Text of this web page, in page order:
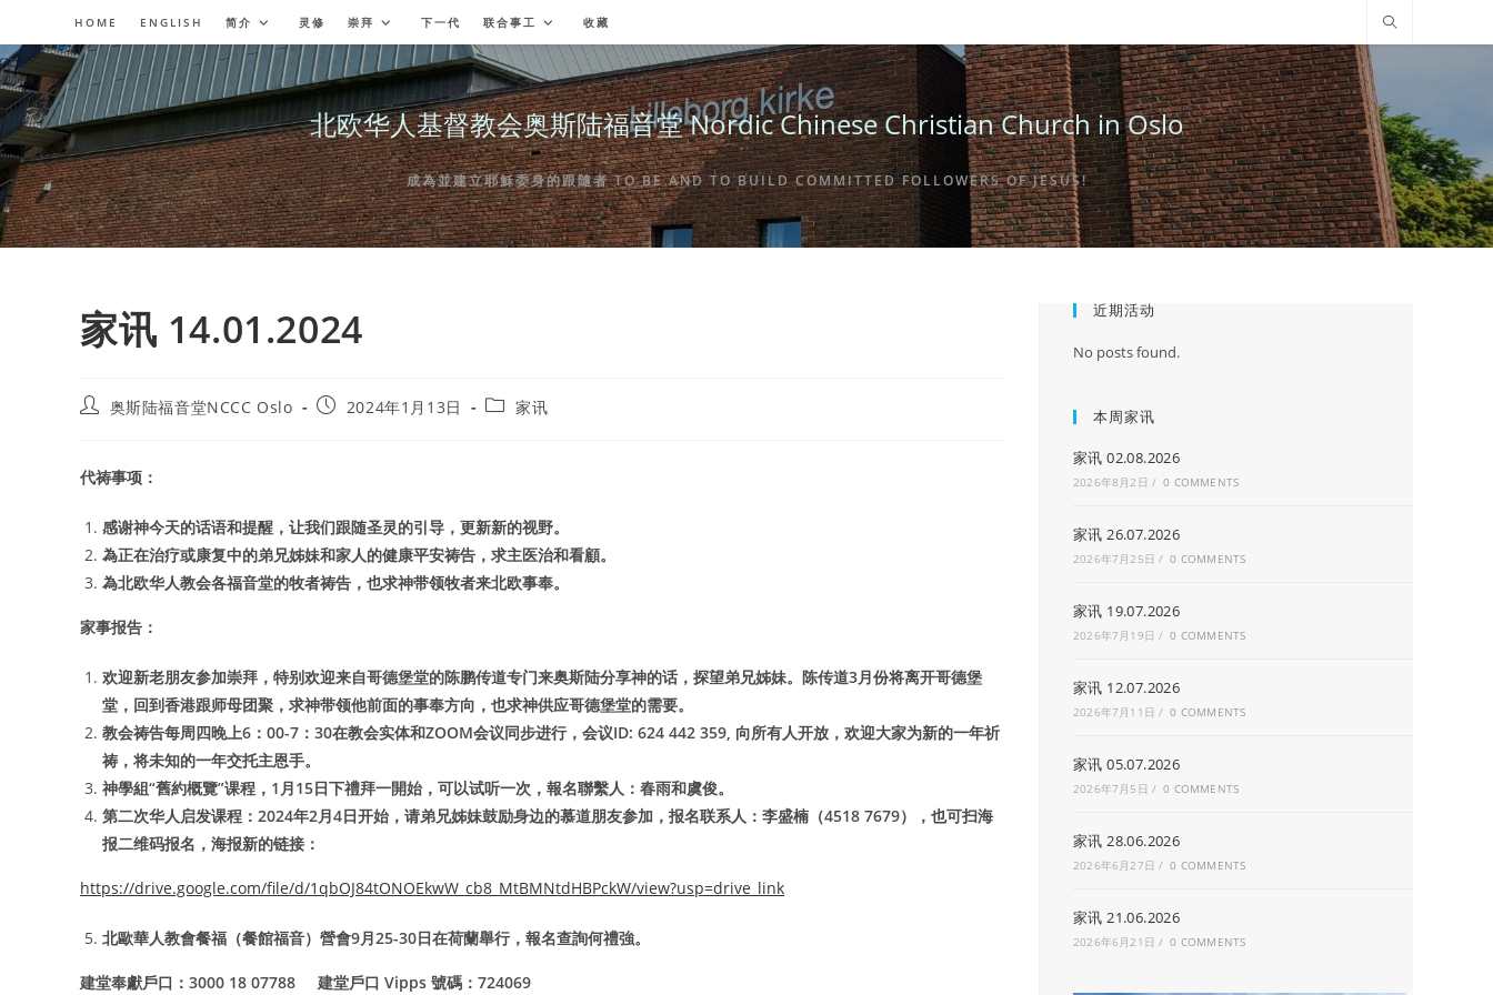
to
content
HOME ENGLISH 简介 灵修 崇拜 下一代 联合事工 收藏
北欧华人基督教会奥斯陆福音堂 Nordic Chinese Christian Church in Oslo
成為並建立耶穌委身的跟隨者 TO BE AND TO BUILD COMMITTED FOLLOWERS OF JESUS!
家讯 14.01.2024
Post奥斯陆福音堂NCCC Oslo
Post2024年1月13日
Post家讯
代祷事项：
感谢神今天的话语和提醒，让我们跟随圣灵的引导，更新新的视野。
為正在治疗或康复中的弟兄姊妹和家人的健康平安祷告，求主医治和看顧。
為北欧华人教会各福音堂的牧者祷告，也求神带领牧者来北欧事奉。
家事报告：
欢迎新老朋友参加崇拜，特别欢迎来自哥德堡堂的陈鹏传道专门来奥斯陆分享神的话，探望弟兄姊妹。陈传道3月份将离开哥德堡
堂，回到香港跟师母团聚，求神带领他前面的事奉方向，也求神供应哥德堡堂的需要。
教会祷告每周四晚上6：00-7：30在教会实体和ZOOM会议同步进行，会议ID: 624 442 359, 向所有人开放，欢迎大家为新的一年祈
祷，将未知的一年交托主恩手。
神學組“舊約概覽”课程，1月15日下禮拜一開始，可以试听一次，報名聯繫人：春雨和虞俊。
第二次华人启发课程：2024年2月4日开始，请弟兄姊妹鼓励身边的慕道朋友参加，报名联系人：李盛楠（4518 7679），也可扫海
报二维码报名，海报新的链接：
https://drive.google.com/file/d/1qbOJ84tONOEkwW_cb8_MtBMNtdHBPckW/view?usp=drive_link
北歐華人教會餐福（餐館福音）營會9月25-30日在荷蘭舉行，報名查詢何禮強。
建堂奉獻戶口：3000 18 07788 建堂戶口 Vipps 號碼：724069
近期活动
No posts found.
本周家讯
家讯 02.08.2026
2026年8月2日 / 0 COMMENTS
家讯 26.07.2026
2026年7月25日 / 0 COMMENTS
家讯 19.07.2026
2026年7月19日 / 0 COMMENTS
家讯 12.07.2026
2026年7月11日 / 0 COMMENTS
家讯 05.07.2026
2026年7月5日 / 0 COMMENTS
家讯 28.06.2026
2026年6月27日 / 0 COMMENTS
家讯 21.06.2026
2026年6月21日 / 0 COMMENTS